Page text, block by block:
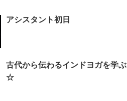
アシスタント初日
古代から伝わるインドヨガを学ぶ
☆